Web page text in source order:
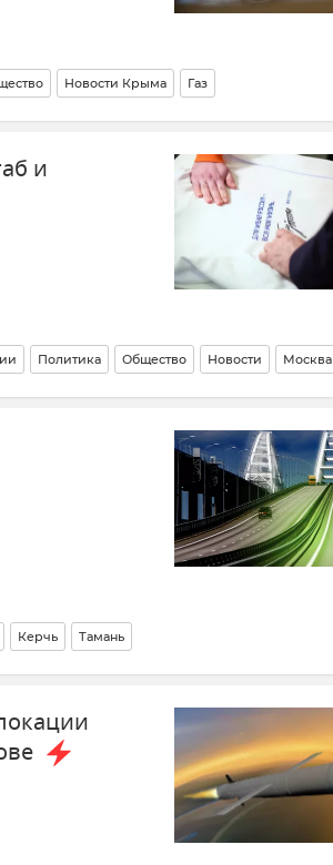
Новости Крыма Газ
и
Политика Общество Новости Москва
Керчь Тамань
Транспорт